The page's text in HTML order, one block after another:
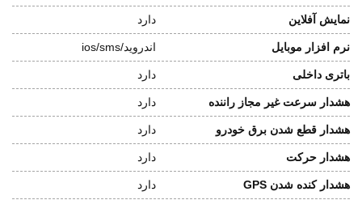
نمایش آفلاین دارد
نرم افزار موبایل اندروید/ios/sms
باتری داخلی دارد
هشدار سرعت غیر مجاز راننده دارد
هشدار قطع شدن برق خودرو دارد
هشدار حرکت دارد
هشدار کنده شدن GPS دارد